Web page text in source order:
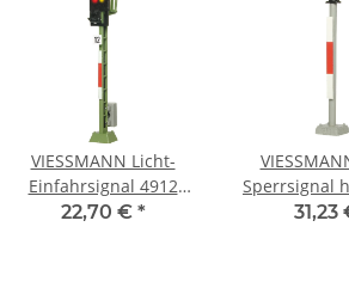
VIESSMANN Licht-
Einfahrsignal 4912
Spur TT
22,70 € *
Sperrsignal
Spur
31,23